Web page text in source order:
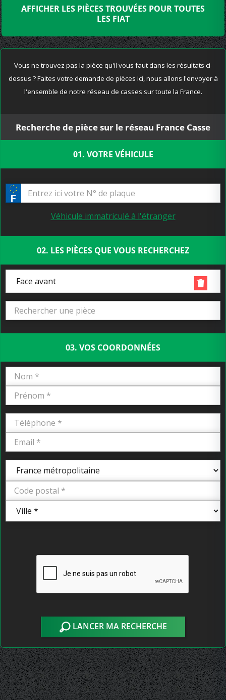
AFFICHER LES PIÈCES TROUVÉES POUR TOUTES
LES FIAT
Vous ne trouvez pas la pièce qu'il vous faut dans les résultats ci-
dessus ? Faites votre demande de pièces ici, nous allons l'envoyer à
l'ensemble de notre réseau de casses sur toute la France.
Recherche de pièce sur le réseau France Casse
01. VOTRE VÉHICULE
Véhicule immatriculé à l'étranger
02. LES PIÈCES QUE VOUS RECHERCHEZ
Face avant
03. VOS COORDONNÉES
LANCER MA RECHERCHE